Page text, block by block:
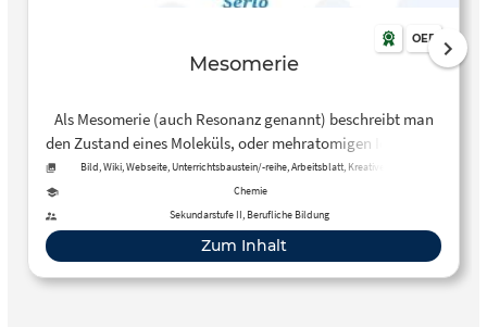
OER
Mesomerie
Als Mesomerie (auch Resonanz genannt) beschreibt man
den Zustand eines Moleküls, oder mehratomigen Ions, dass
dessen Strukturformel nicht …
Bild, Wiki, Webseite, Unterrichtsbaustein/-reihe, Arbeitsblatt, Kreative, offene
Chemie
Sekundarstufe II, Berufliche Bildung
Zum Inhalt